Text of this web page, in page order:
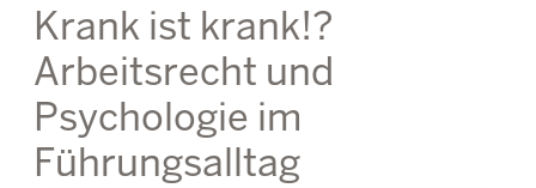
Krank ist krank!?
Arbeitsrecht und
Psychologie im
Führungsalltag